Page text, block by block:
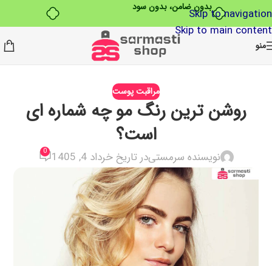
بدون ضامن، بدون سودSkip to navigation
Skip to main content
منو
مراقبت پوست
روشن ترین رنگ مو چه شماره ای
است؟
نویسنده سرمستیدر تاریخ خرداد 4, 1405 0